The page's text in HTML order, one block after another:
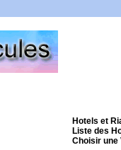
Hotels et
Liste des
Choisir une